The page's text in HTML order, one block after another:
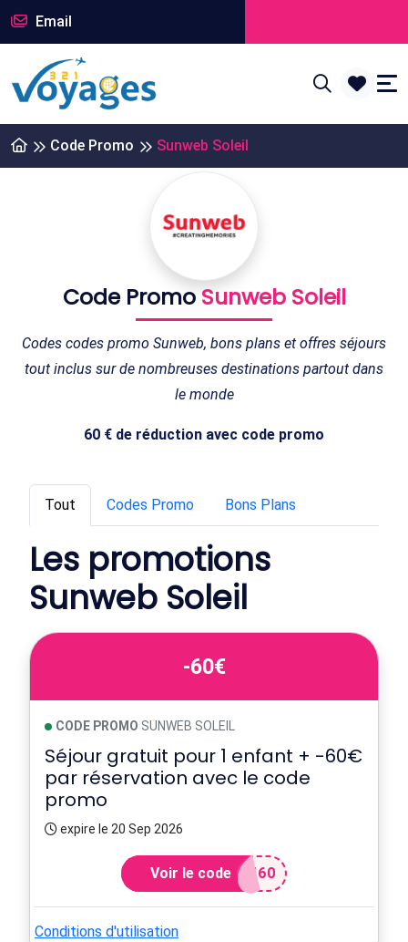
Email
Code Promo Sunweb Soleil
Code Promo Sunweb Soleil
Codes codes promo Sunweb, bons plans et offres séjours
tout inclus sur de nombreuses destinations partout dans
le monde
60 € de réduction avec code promo
Tout Codes Promo Bons Plans
Les promotions
Sunweb Soleil
-60€
CODE PROMO SUNWEB SOLEIL
Séjour gratuit pour 1 enfant + -60€
par réservation avec le code
promo
expire le 20 Sep 2026
Voir le code T60
Conditions d'utilisation